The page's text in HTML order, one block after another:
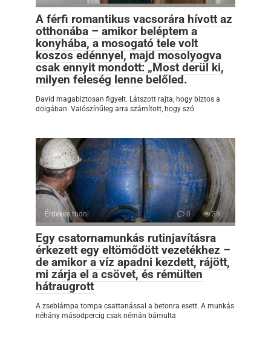
A férfi romantikus vacsorára hívott az
otthonába – amikor beléptem a
konyhába, a mosogató tele volt
koszos edénnyel, majd mosolyogva
csak ennyit mondott: „Most derül ki,
milyen feleség lenne belőled.
David magabiztosan figyelt. Látszott rajta, hogy biztos a
dolgában. Valószínűleg arra számított, hogy szó
Érdekes tudni 0 38
Egy csatornamunkás rutinjavításra
érkezett egy eltömődött vezetékhez –
de amikor a víz apadni kezdett, rájött,
mi zárja el a csövet, és rémülten
hátraugrott
A zseblámpa tompa csattanással a betonra esett. A munkás
néhány másodpercig csak némán bámulta